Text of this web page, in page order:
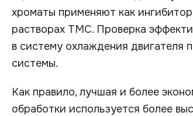
хроматы применяют как
растворах ТМС. Проверка
в систему охлаждения
системы.
Как правило, лучшая и более
обработки используется более